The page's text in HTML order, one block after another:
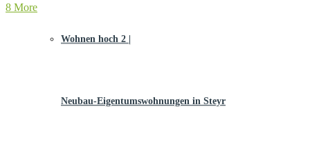
Wohnen hoch 2 |
Neubau-Eigentumswohnungen in Steyr
8 More